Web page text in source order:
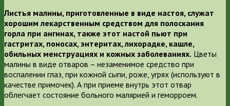
Листья малины, приготовленные в виде настоя, служат
хорошим лекарственным средством для полоскания
горла при ангинах, также этот настой пьют при
гастритах, поносах, энтеритах, лихорадке, кашле,
обильных менструациях и кожных заболеваниях. Цветы
малины в виде отваров – незаменимое средство при
воспалении глаз, при кожной сыпи, роже, угрях (используют в
качестве примочек). А при приеме внутрь этот отвар
облегчает состояние больного малярией и геморроем.